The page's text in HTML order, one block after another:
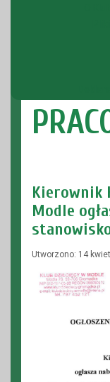
Kierownik
Modle
Utworzono: 14